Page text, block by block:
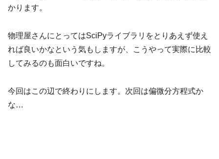
かります。
物理屋さんにとってはSciPyライブラリをとりあえず使え
れば良いかなという気もしますが、こうやって実際に比較
してみるのも面白いですね。
今回はこの辺で終わりにします。次回は偏微分方程式か
な…